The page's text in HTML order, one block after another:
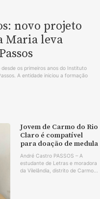
novo projeto
Maria leva
os primeiros anos do Instituto
A entidade iniciou a formação
Jovem de Carmo do Rio
Claro é compatível
para doação de medula
André Castro PASSOS – A
estudante de Letras e moradora
da Vilelândia, distrito de Carmo...